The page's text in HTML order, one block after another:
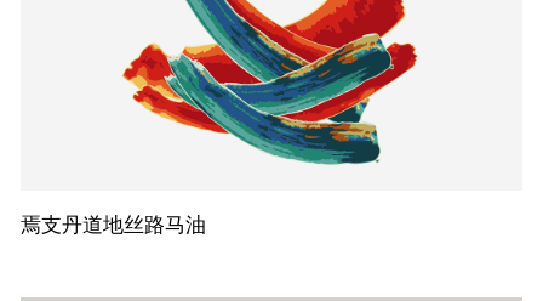
焉支丹道地丝路马油